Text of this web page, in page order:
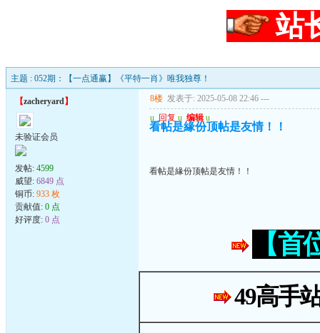
站
主题 : 052期：【一点通赢】《平特一肖》唯我独尊！
【zacheryard】
未验证会员
发帖: 4599
威望: 6849 点
铜币: 933 枚
贡献值: 0 点
好评度: 0 点
8楼 发表于: 2025-05-08 22:46 ---
u 回复 u 编辑 u
看帖是緣份顶帖是友情！！
看帖是緣份顶帖是友情！！
【
49高手